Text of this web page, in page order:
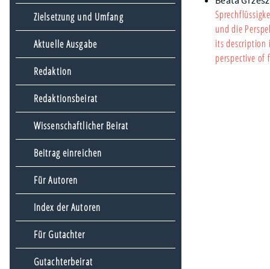
Zielsetzung und Umfang
Aktuelle Ausgabe
Redaktion
Redaktionsbeirat
Wissenschaftlicher Beirat
Beitrag einreichen
Für Autoren
Index der Autoren
Für Gutachter
Gutachterbeirat
und die
its description
perspective of